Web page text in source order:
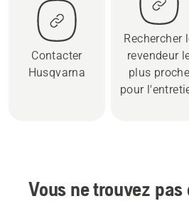
Contacter
Husqvarna
Rechercher
revendeur
plus proche
pour
Vous ne trouvez pas